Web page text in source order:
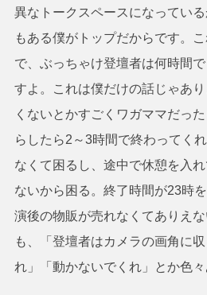
異なトークスペースになってい
もある僕がトップだからです。
で、ぶっちゃけ登壇者は何時間
すよ。これは僕だけの話じゃあ
くないとかすごくワガママだっ
らしたら2～3時間で終わってく
なくて困るし、途中で休憩を入
ないから困る。終了時間が23時
演後の物販が売れなくてありえ
も、「登壇者はカメラの画角に
れ」「動かないでくれ」とか色々